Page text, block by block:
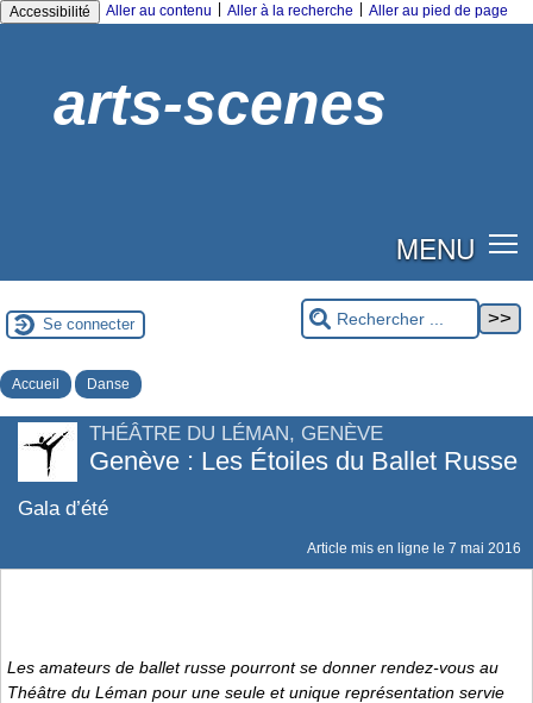
Accessibilité Aller au contenu Aller à la recherche Aller au pied de page
arts-scenes
MENU
Se connecter
Accueil Danse
THÉÂTRE DU LÉMAN, GENÈVE
Genève : Les Étoiles du Ballet Russe
Gala d’été
Article mis en ligne le 7 mai 2016
Les amateurs de ballet russe pourront se donner rendez-vous au
Théâtre du Léman pour une seule et unique représentation servie